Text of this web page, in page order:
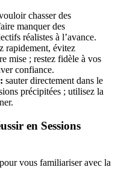
chasser des
manquer des
réalistes à l’avance.
rapidement, évitez
mise ; restez fidèle à vos
confiance.
sauter directement dans le
précipitées ; utilisez la
en Sessions
vous familiariser avec la